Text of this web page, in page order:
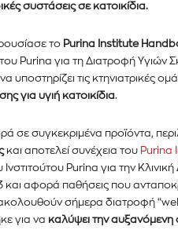
στο Newsletter του
και
τα νέα προϊόντα και
απλώς εισάγετε τη διεύθυνση
κουμπί εγγραφής παρακάτω. Μην
και δεν θα σας στείλουμε
μαζί μας.
συστάσεις σε κατοικίδια.
το Purina Institute
Purina για τη Διατροφή Υγιών
υποστηρίζει τις κτηνιατρικές
για υγιή κατοικίδια.
σε συγκεκριμένα προϊόντα,
και αποτελεί συνέχεια του Purina
Ινστιτούτου Purina για την
αφορά παθήσεις που
σήμερα διατροφή
για να καλύψει την